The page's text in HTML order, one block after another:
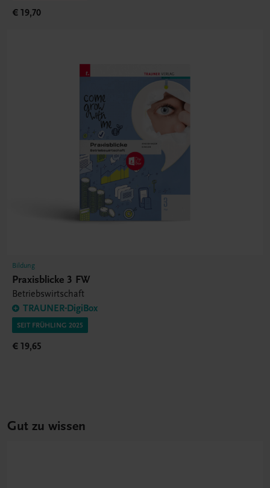
€ 19,70
Bildung
Praxisblicke 3 FW
Betriebswirtschaft
TRAUNER-DigiBox
SEIT FRÜHLING 2025
€ 19,65
Gut zu wissen